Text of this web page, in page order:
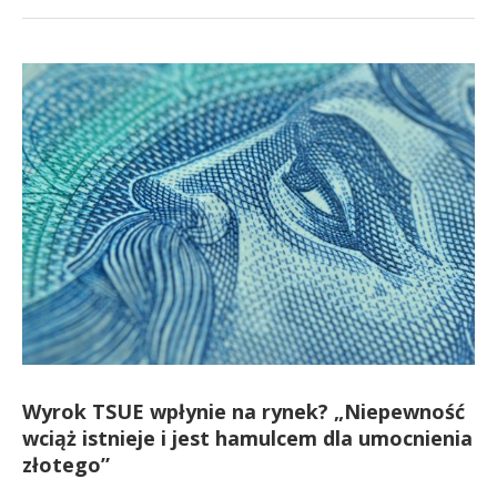
Wyrok TSUE wpłynie na rynek? „Niepewność
wciąż istnieje i jest hamulcem dla umocnienia
złotego”